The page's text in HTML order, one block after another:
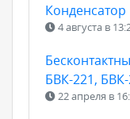
4 августа в
БВК-221,
22 апреля в